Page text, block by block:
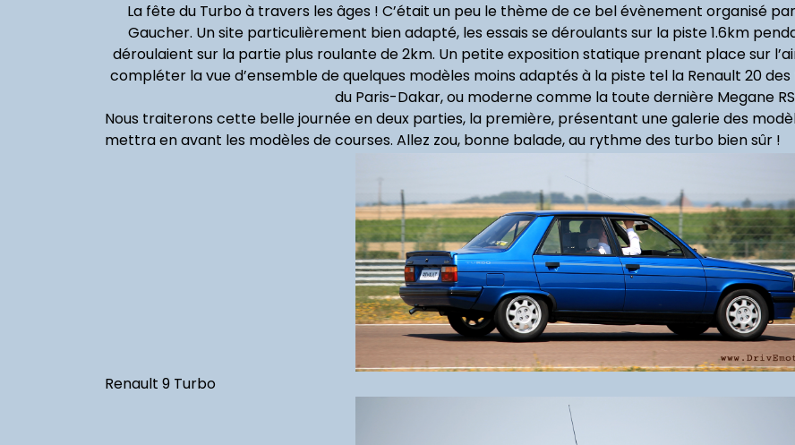
La fête du Turbo à travers les âges ! C’était un peu le thème de ce bel évènement organisé
Gaucher. Un site particulièrement bien adapté, les essais se déroulants sur la piste 1.6km
déroulaient sur la partie plus roulante de 2km. Un petite exposition statique prenant place sur
compléter la vue d’ensemble de quelques modèles moins adaptés à la piste tel la Renault 20
du Paris-Dakar, ou moderne comme la toute dernière Megane
Nous traiterons cette belle journée en deux parties, la première, présentant une galerie des
mettra en avant les modèles de courses. Allez zou, bonne balade, au rythme des turbo bien sûr !
Renault 9 Turbo